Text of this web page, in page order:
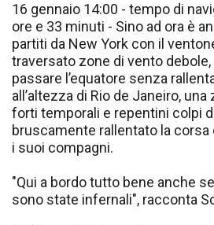
16 gennaio 14:00 - tempo di
ore e 33 minuti - Sino ad ora è
partiti da New York con il
traversato zone di vento
passare l’equatore senza
all’altezza di Rio de Janeiro,
forti temporali e repentini colpi
bruscamente rallentato la corsa
i suoi compagni.
"Qui a bordo tutto bene anche
sono state infernali", racconta